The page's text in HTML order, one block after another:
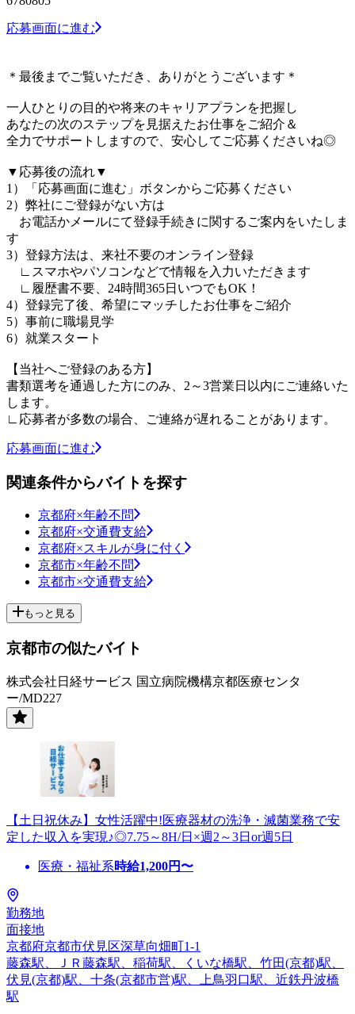
応募画面に進む
＊最後までご覧いただき、ありがとうございます＊
一人ひとりの目的や将来のキャリアプランを把握し
あなたの次のステップを見据えたお仕事をご紹介＆
全力でサポートしますので、安心してご応募くださいね◎
▼応募後の流れ▼
1）「応募画面に進む」ボタンからご応募ください
2）弊社にご登録がない方は
お電話かメールにて登録手続きに関するご案内をいたしま
す
3）登録方法は、来社不要のオンライン登録
∟スマホやパソコンなどで情報を入力いただきます
∟履歴書不要、24時間365日いつでもOK！
4）登録完了後、希望にマッチしたお仕事をご紹介
5）事前に職場見学
6）就業スタート
【当社へご登録のある方】
書類選考を通過した方にのみ、2～3営業日以内にご連絡いた
します。
∟応募者が多数の場合、ご連絡が遅れることがあります。
応募画面に進む
関連条件からバイトを探す
京都府×年齢不問
京都府×交通費支給
京都府×スキルが身に付く
京都市×年齢不問
京都市×交通費支給
もっと見る
京都市の似たバイト
株式会社日経サービス 国立病院機構京都医療センタ
ー/MD227
【土日祝休み】女性活躍中!医療器材の洗浄・滅菌業務で安
定した収入を実現♪◎7.75～8H/日×週2～3日or週5日
医療・福祉系時給1,200円〜
勤務地
面接地
京都府京都市伏見区深草向畑町1-1
藤森駅、ＪＲ藤森駅、稲荷駅、くいな橋駅、竹田(京都)駅、
伏見(京都)駅、十条(京都市営)駅、上鳥羽口駅、近鉄丹波橋
駅